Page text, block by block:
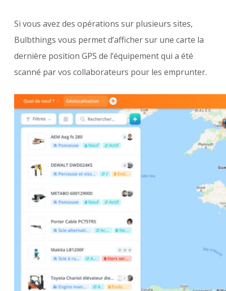
Si vous avez des opérations sur plusieurs sites,
Bulbthings vous permet d’afficher sur une carte la
dernière position GPS de l’équipement qui a été
scanné par vos collaborateurs pour les emprunter.